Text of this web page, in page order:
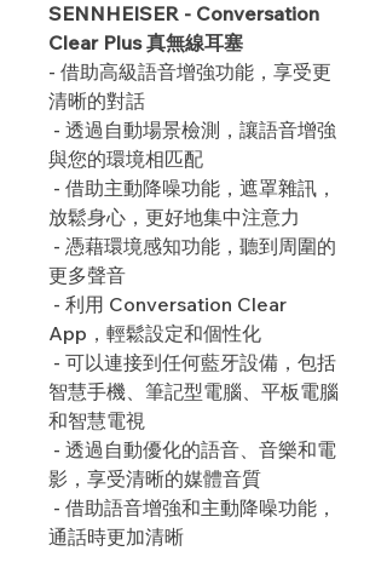
SENNHEISER - Conversation
Clear Plus 真無線耳塞
- 借助高級語音增強功能，享受更
清晰的對話
- 透過自動場景檢測，讓語音增強
與您的環境相匹配
- 借助主動降噪功能，遮罩雜訊，
放鬆身心，更好地集中注意力
- 憑藉環境感知功能，聽到周圍的
更多聲音
- 利用 Conversation Clear
App，輕鬆設定和個性化
- 可以連接到任何藍牙設備，包括
智慧手機、筆記型電腦、平板電腦
和智慧電視
- 透過自動優化的語音、音樂和電
影，享受清晰的媒體音質
- 借助語音增強和主動降噪功能，
通話時更加清晰